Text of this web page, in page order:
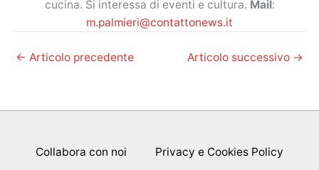
cucina. Si interessa di eventi e cultura. Mail:
m.palmieri@contattonews.it
← Articolo precedente Articolo successivo →
Collabora con noi Privacy e Cookies Policy